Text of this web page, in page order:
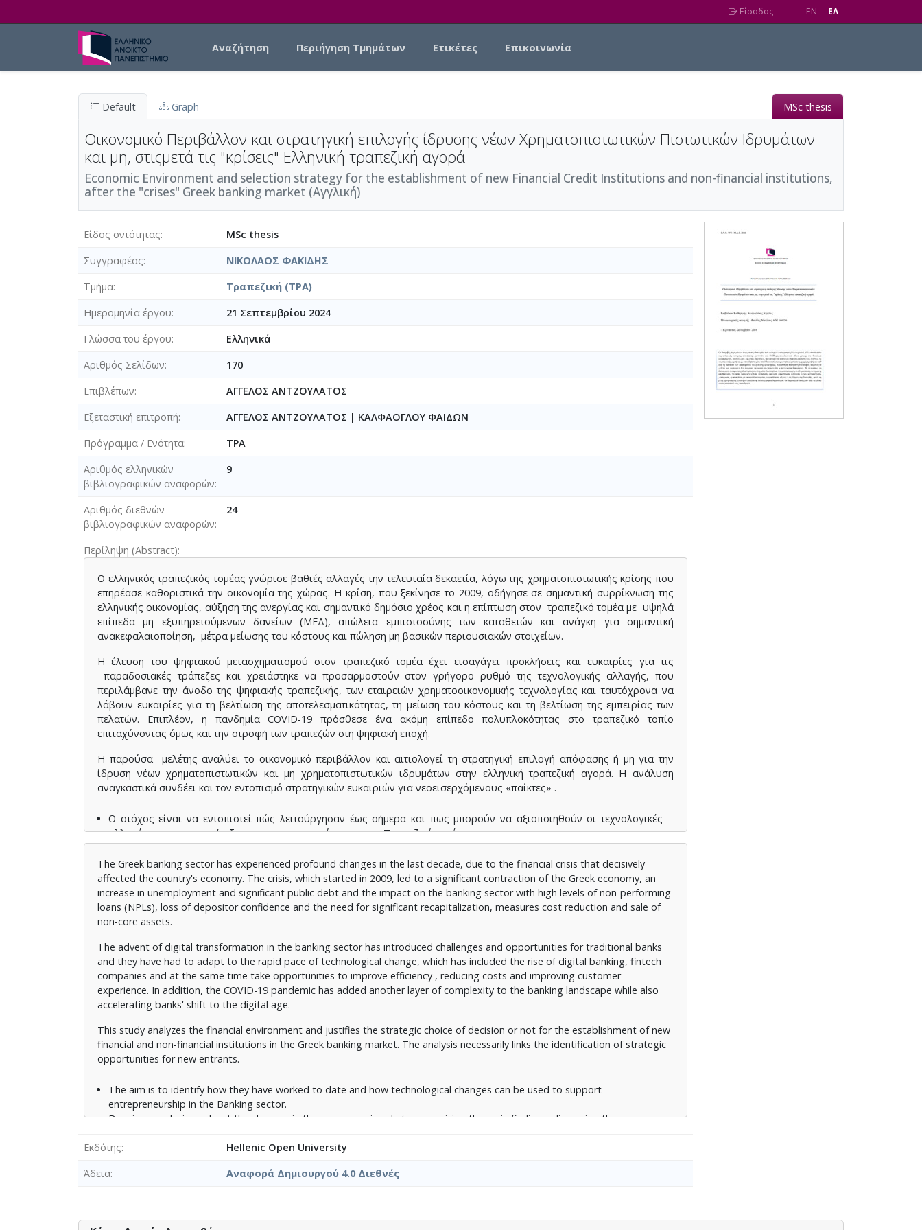
Είσοδος EN EΛ
Αναζήτηση Περιήγηση Τμημάτων Ετικέτες Επικοινωνία
Default Graph MSc thesis
Οικονομικό Περιβάλλον και στρατηγική επιλογής ίδρυσης νέων Χρηματοπιστωτικών Πιστωτικών Ιδρυμάτων
και μη, στιςμετά τις "κρίσεις" Ελληνική τραπεζική αγορά
Economic Environment and selection strategy for the establishment of new Financial Credit Institutions and non-financial institutions,
after the "crises" Greek banking market (Αγγλική)
Είδος οντότητας
MSc thesis
Συγγραφέας
ΝΙΚΟΛΑΟΣ ΦΑΚΙΔΗΣ
Τμήμα
Τραπεζική (ΤΡΑ)
Ημερομηνία έργου
21 Σεπτεμβρίου 2024
Γλώσσα του έργου
Ελληνικά
Αριθμός Σελίδων
170
Επιβλέπων
ΑΓΓΕΛΟΣ ΑΝΤΖΟΥΛΑΤΟΣ
Εξεταστική επιτροπή
ΑΓΓΕΛΟΣ ΑΝΤΖΟΥΛΑΤΟΣ | ΚΑΛΦΑΟΓΛΟΥ ΦAIΔΩΝ
Πρόγραμμα / Ενότητα
ΤΡΑ
Αριθμός ελληνικών
βιβλιογραφικών αναφορών
9
Αριθμός διεθνών
βιβλιογραφικών αναφορών
24
Περίληψη (Abstract)
Ο ελληνικός τραπεζικός τομέας γνώρισε βαθιές αλλαγές την τελευταία δεκαετία, λόγω της χρηματοπιστωτικής κρίσης που
επηρέασε καθοριστικά την οικονομία της χώρας. Η κρίση, που ξεκίνησε το 2009, οδήγησε σε σημαντική συρρίκνωση της
ελληνικής οικονομίας, αύξηση της ανεργίας και σημαντικό δημόσιο χρέος και η επίπτωση στον τραπεζικό τομέα με υψηλά
επίπεδα μη εξυπηρετούμενων δανείων (ΜΕΔ), απώλεια εμπιστοσύνης των καταθετών και ανάγκη για σημαντική
ανακεφαλαιοποίηση, μέτρα μείωσης του κόστους και πώληση μη βασικών περιουσιακών στοιχείων.
Η έλευση του ψηφιακού μετασχηματισμού στον τραπεζικό τομέα έχει εισαγάγει προκλήσεις και ευκαιρίες για τις
παραδοσιακές τράπεζες και χρειάστηκε να προσαρμοστούν στον γρήγορο ρυθμό της τεχνολογικής αλλαγής, που
περιλάμβανε την άνοδο της ψηφιακής τραπεζικής, των εταιρειών χρηματοοικονομικής τεχνολογίας και ταυτόχρονα να
λάβουν ευκαιρίες για τη βελτίωση της αποτελεσματικότητας, τη μείωση του κόστους και τη βελτίωση της εμπειρίας των
πελατών. Επιπλέον, η πανδημία COVID-19 πρόσθεσε ένα ακόμη επίπεδο πολυπλοκότητας στο τραπεζικό τοπίο
επιταχύνοντας όμως και την στροφή των τραπεζών στη ψηφιακή εποχή.
Η παρούσα μελέτης αναλύει το οικονομικό περιβάλλον και αιτιολογεί τη στρατηγική επιλογή απόφασης ή μη για την
ίδρυση νέων χρηματοπιστωτικών και μη χρηματοπιστωτικών ιδρυμάτων στην ελληνική τραπεζική αγορά. Η ανάλυση
αναγκαστικά συνδέει και τον εντοπισμό στρατηγικών ευκαιριών για νεοεισερχόμενους «παίκτες» .
Ο στόχος είναι να εντοπιστεί πώς λειτούργησαν έως σήμερα και πως μπορούν να αξιοποιηθούν οι τεχνολογικές
αλλαγές για την υποστήριξη της επιχειρηματικότητας στον Τραπεζικό τομέα.
Η Εξαγωγή συμπερασμάτων σχετικά με τις συντελευμένες αλλαγές στην οικονομία στοχεύοντας να συνοψίσει τα
βασικά ευρήματα, να συζητήσει τις σύγχρονες συνιστώσες και τις επιπτώσεις τους στον ελληνικό τραπεζικό τομέα
Με την αντιμετώπιση αυτών των στόχων, η παρούσα μελέτη στοχεύει να παρέχει μια ολοκληρωμένη ανάλυση της
τρέχουσας κατάστασης του ελληνικού τραπεζικού τομέα και των στρατηγικών ευκαιριών για νεοεισερχόμενους,
συμβάλλοντας τελικά στην ανάπτυξη και ανάπτυξη του κλάδου στην περίοδο μετά την κρίση.
The Greek banking sector has experienced profound changes in the last decade, due to the financial crisis that decisively
affected the country's economy. The crisis, which started in 2009, led to a significant contraction of the Greek economy, an
increase in unemployment and significant public debt and the impact on the banking sector with high levels of non-performing
loans (NPLs), loss of depositor confidence and the need for significant recapitalization, measures cost reduction and sale of
non-core assets.
The advent of digital transformation in the banking sector has introduced challenges and opportunities for traditional banks
and they have had to adapt to the rapid pace of technological change, which has included the rise of digital banking, fintech
companies and at the same time take opportunities to improve efficiency , reducing costs and improving customer
experience. In addition, the COVID-19 pandemic has added another layer of complexity to the banking landscape while also
accelerating banks' shift to the digital age.
This study analyzes the financial environment and justifies the strategic choice of decision or not for the establishment of new
financial and non-financial institutions in the Greek banking market. The analysis necessarily links the identification of strategic
opportunities for new entrants.
The aim is to identify how they have worked to date and how technological changes can be used to support
entrepreneurship in the Banking sector.
Drawing conclusions about the changes in the economy aimed at summarizing the main findings, discussing the
By addressing these objectives, this study aims to provide a comprehensive analysis of the current state of the Greek banking
sector and strategic opportunities for new entrants, ultimately contributing to the growth and development of the industry in
Εκδότης
Hellenic Open University
Άδεια
Αναφορά Δημιουργού 4.0 Διεθνές